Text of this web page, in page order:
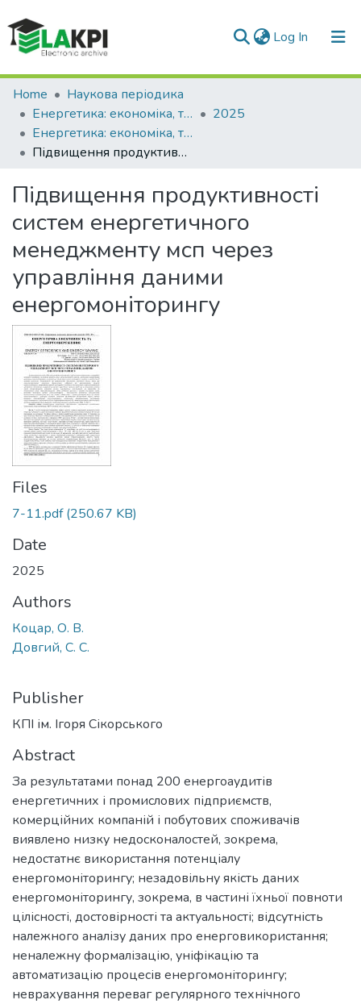
Log In (current)
Communities & Collections
All of DSpace
Statistics
Home
Наукова періодика
Енергетика: економіка, технології, екологія
2025
Енергетика: економіка, технології, екологія: науковий журнал, № 2
Підвищення продуктивності систем енергетичного менеджменту мсп через управління даними енергомоніторингу
Підвищення продуктивності
систем енергетичного
менеджменту мсп через
управління даними
енергомоніторингу
Files
7-11.pdf(250.67 KB)
Date
2025
Authors
Коцар, О. В.
Довгий, C. C.
Publisher
КПІ ім. Ігоря Сікорського
Abstract
За результатами понад 200 енергоаудитів
енергетичних і промислових підприємств,
комерційних компаній і побутових споживачів
виявлено низку недосконалостей, зокрема,
недостатнє використання потенціалу
енергомоніторингу; незадовільну якість даних
енергомоніторингу, зокрема, в частині їхньої повноти
цілісності, достовірності та актуальності; відсутність
належного аналізу даних про енерговикористання;
неналежну формалізацію, уніфікацію та
автоматизацію процесів енергомоніторингу;
неврахування переваг регулярного технічного